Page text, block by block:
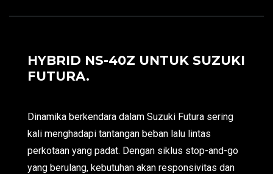
HYBRID NS-40Z UNTUK SUZUKI
FUTURA.
Dinamika berkendara dalam Suzuki Futura sering
kali menghadapi tantangan beban lalu lintas
perkotaan yang padat. Dengan siklus stop-and-go
yang berulang, kebutuhan akan responsivitas dan